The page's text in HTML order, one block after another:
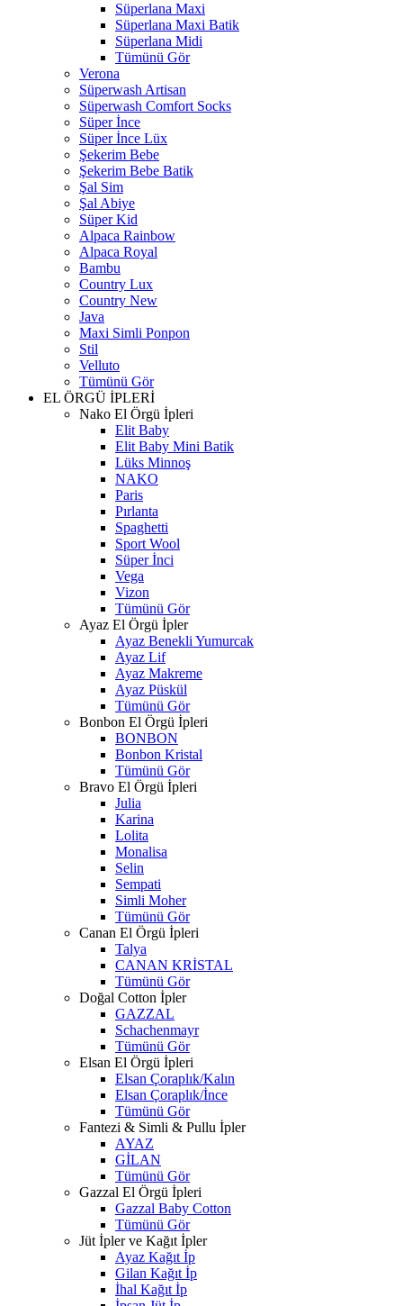
Süperlana Maxi
Süperlana Maxi Batik
Süperlana Midi
Tümünü Gör
Verona
Süperwash Artisan
Süperwash Comfort Socks
Süper İnce
Süper İnce Lüx
Şekerim Bebe
Şekerim Bebe Batik
Şal Sim
Şal Abiye
Süper Kid
Alpaca Rainbow
Alpaca Royal
Bambu
Country Lux
Country New
Java
Maxi Simli Ponpon
Stil
Velluto
Tümünü Gör
EL ÖRGÜ İPLERİ
Nako El Örgü İpleri
Elit Baby
Elit Baby Mini Batik
Lüks Minnoş
NAKO
Paris
Pırlanta
Spaghetti
Sport Wool
Süper İnci
Vega
Vizon
Tümünü Gör
Ayaz El Örgü İpler
Ayaz Benekli Yumurcak
Ayaz Lif
Ayaz Makreme
Ayaz Püskül
Tümünü Gör
Bonbon El Örgü İpleri
BONBON
Bonbon Kristal
Tümünü Gör
Bravo El Örgü İpleri
Julia
Karina
Lolita
Monalisa
Selin
Sempati
Simli Moher
Tümünü Gör
Canan El Örgü İpleri
Talya
CANAN KRİSTAL
Tümünü Gör
Doğal Cotton İpler
GAZZAL
Schachenmayr
Tümünü Gör
Elsan El Örgü İpleri
Elsan Çoraplık/Kalın
Elsan Çoraplık/İnce
Tümünü Gör
Fantezi & Simli & Pullu İpler
AYAZ
GİLAN
Tümünü Gör
Gazzal El Örgü İpleri
Gazzal Baby Cotton
Tümünü Gör
Jüt İpler ve Kağıt İpler
Ayaz Kağıt İp
Gilan Kağıt İp
İhal Kağıt İp